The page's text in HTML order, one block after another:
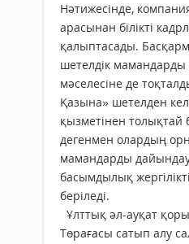
Нәтижесінде,
арасынан білікті
қалыптасады.
шетелдік
мәселесіне де
Қазына» шетелден
қызметінен толықтай
дегенмен олардың
мамандарды
басымдылық
беріледі.
Ұлттық әл-ауқат
Төрағасы сатып алу